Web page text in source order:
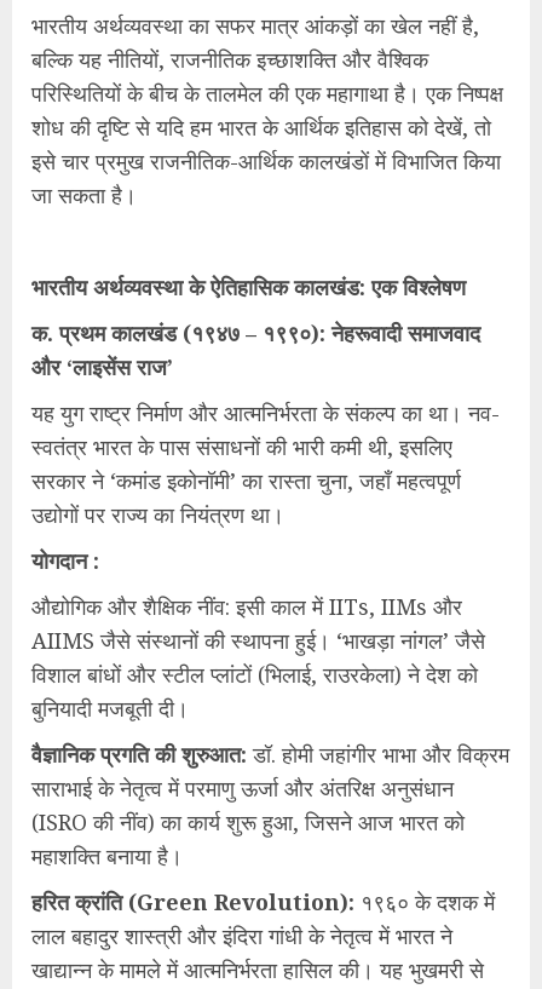
भारतीय अर्थव्यवस्था का सफर मात्र आंकड़ों का खेल नहीं है,
बल्कि यह नीतियों, राजनीतिक इच्छाशक्ति और वैश्विक
परिस्थितियों के बीच के तालमेल की एक महागाथा है। एक निष्पक्ष
शोध की दृष्टि से यदि हम भारत के आर्थिक इतिहास को देखें, तो
इसे चार प्रमुख राजनीतिक-आर्थिक कालखंडों में विभाजित किया
जा सकता है।
भारतीय अर्थव्यवस्था के ऐतिहासिक कालखंड: एक विश्लेषण
क. प्रथम कालखंड (१९४७ – १९९०): नेहरूवादी समाजवाद
और ‘लाइसेंस राज’
​यह युग राष्ट्र निर्माण और आत्मनिर्भरता के संकल्प का था। नव-
स्वतंत्र भारत के पास संसाधनों की भारी कमी थी, इसलिए
सरकार ने ‘कमांड इकोनॉमी’ का रास्ता चुना, जहाँ महत्वपूर्ण
उद्योगों पर राज्य का नियंत्रण था।
​योगदान :
​औद्योगिक और शैक्षिक नींव: इसी काल में IITs, IIMs और
AIIMS जैसे संस्थानों की स्थापना हुई। ‘भाखड़ा नांगल’ जैसे
विशाल बांधों और स्टील प्लांटों (भिलाई, राउरकेला) ने देश को
बुनियादी मजबूती दी।
​वैज्ञानिक प्रगति की शुरुआत: डॉ. होमी जहांगीर भाभा और विक्रम
साराभाई के नेतृत्व में परमाणु ऊर्जा और अंतरिक्ष अनुसंधान
(ISRO की नींव) का कार्य शुरू हुआ, जिसने आज भारत को
महाशक्ति बनाया है।
​हरित क्रांति (Green Revolution): १९६० के दशक में
लाल बहादुर शास्त्री और इंदिरा गांधी के नेतृत्व में भारत ने
खाद्यान्न के मामले में आत्मनिर्भरता हासिल की। यह भुखमरी से